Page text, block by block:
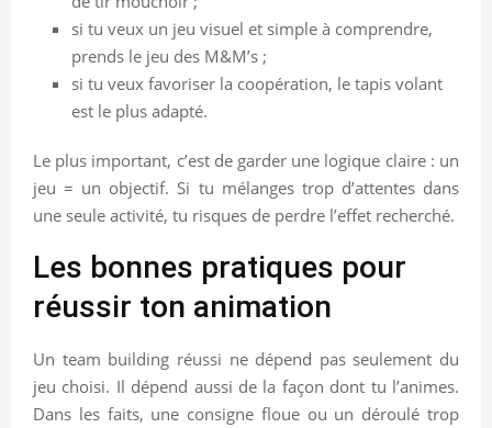
si tu veux un jeu visuel et simple à comprendre,
prends le jeu des M&M’s ;
si tu veux favoriser la coopération, le tapis volant
est le plus adapté.
Le plus important, c’est de garder une logique claire : un
jeu = un objectif. Si tu mélanges trop d’attentes dans
une seule activité, tu risques de perdre l’effet recherché.
Les bonnes pratiques pour
réussir ton animation
Un team building réussi ne dépend pas seulement du
jeu choisi. Il dépend aussi de la façon dont tu l’animes.
Dans les faits, une consigne floue ou un déroulé trop